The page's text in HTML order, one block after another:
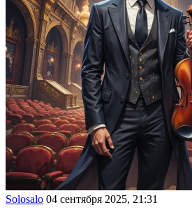
Solosalo 04 сентября 2025, 21:31